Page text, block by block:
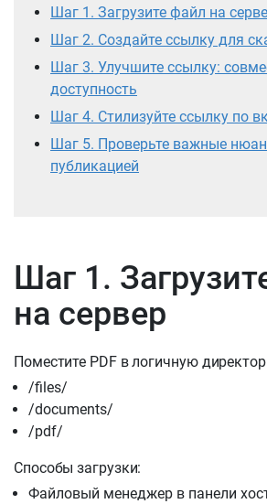
Шаг 1. Загрузите файл на
Шаг 2. Создайте ссылку для
Шаг 3. Улучшите ссылку:
доступность
Шаг 4. Стилизуйте ссылку по
Шаг 5. Проверьте важные
публикацией
Шаг 1.
на сервер
Поместите PDF в логичную
/files/
/documents/
/pdf/
Способы загрузки:
Файловый менеджер в панели